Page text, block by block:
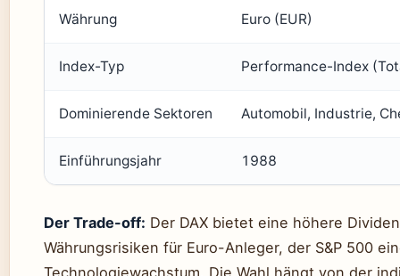
Währung Euro (EUR)
Index-Typ Performance-Index
Dominierende Sektoren Automobil, Industrie,
Einführungsjahr 1988
Der Trade-off: Der DAX bietet eine höhere
Währungsrisiken für Euro-Anleger, der S&P 500
Technologiewachstum. Die Wahl hängt von der